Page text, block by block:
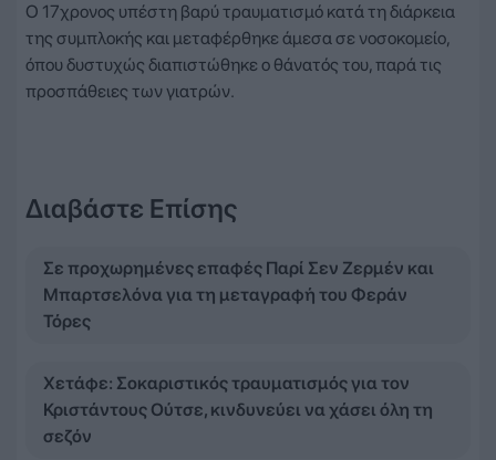
Ο 17χρονος υπέστη βαρύ τραυματισμό κατά τη διάρκεια
της συμπλοκής και μεταφέρθηκε άμεσα σε νοσοκομείο,
όπου δυστυχώς διαπιστώθηκε ο θάνατός του, παρά τις
προσπάθειες των γιατρών.
Διαβάστε Επίσης
Σε προχωρημένες επαφές Παρί Σεν Ζερμέν και
Μπαρτσελόνα για τη μεταγραφή του Φεράν
Τόρες
Χετάφε: Σοκαριστικός τραυματισμός για τον
Κριστάντους Ούτσε, κινδυνεύει να χάσει όλη τη
σεζόν